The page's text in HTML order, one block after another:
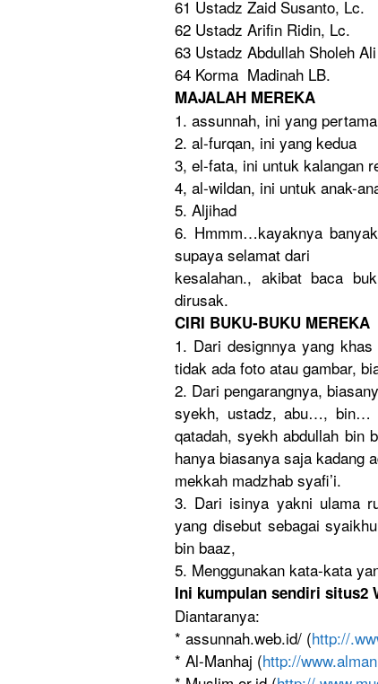
61 Ustadz Zaid Susanto, Lc.
62 Ustadz Arifin Ridin, Lc.
63 Ustadz Abdullah Sholeh
64 Korma Madinah LB.
MAJALAH MEREKA
1. assunnah, ini yang pertama
2. al-furqan, ini yang kedua
3, el-fata, ini untuk kalangan
4, al-wildan, ini untuk anak-
5. Aljihad
6. Hmmm…kayaknya
supaya selamat dari
kesalahan., akibat baca
dirusak.
CIRI BUKU-BUKU MEREKA
1. Dari designnya yang
tidak ada foto atau gambar,
2. Dari pengarangnya,
syekh, ustadz, abu…, bin…
qatadah, syekh abdullah bin
hanya biasanya saja kadang
mekkah madzhab syafi’i.
3. Dari isinya yakni ulama
yang disebut sebagai
bin baaz,
5. Menggunakan kata-kata
Ini kumpulan sendiri situs2
Diantaranya:
* assunnah.web.id/ (http://
* Al-Manhaj (http://